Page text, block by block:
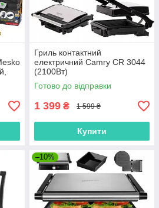
Гриль контактний
електричний Camry CR 3044
(2100Вт)
Готово до відправки
1 399 ₴ 1 599 ₴
Купити
–10%